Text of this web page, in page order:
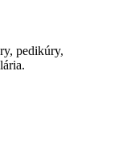
pedikúry,